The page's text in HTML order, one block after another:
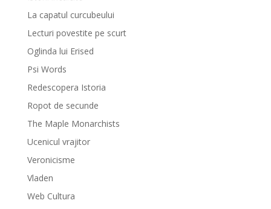
La capatul curcubeului
Lecturi povestite pe scurt
Oglinda lui Erised
Psi Words
Redescopera Istoria
Ropot de secunde
The Maple Monarchists
Ucenicul vrajitor
Veronicisme
Vladen
Web Cultura